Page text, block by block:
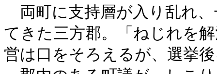
両町に支持層が入り乱れ、
てきた三方郡。「ねじれを
営は口をそろえるが、選挙